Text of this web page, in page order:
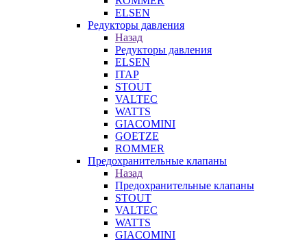
ELSEN
Редукторы давления
Назад
Редукторы давления
ELSEN
ITAP
STOUT
VALTEC
WATTS
GIACOMINI
GOETZE
ROMMER
Предохранительные клапаны
Назад
Предохранительные клапаны
STOUT
VALTEC
WATTS
GIACOMINI